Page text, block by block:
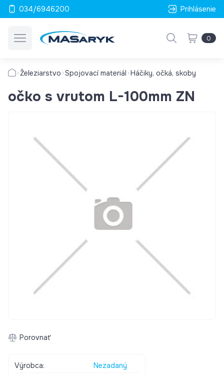
034/6946200 Prihlásenie
0
Železiarstvo Spojovací materiál Háčiky, očká, skoby
očko s vrutom L-100mm ZN
Porovnať
Výrobca:
Nezadaný